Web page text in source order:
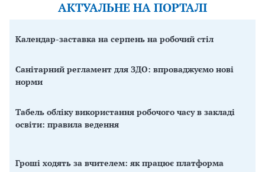
АКТУАЛЬНЕ НА ПОРТАЛІ
Календар-заставка на серпень на робочий стіл
Санітарний регламент для ЗДО: впроваджуємо нові
норми
Табель обліку використання робочого часу в закладі
освіти: правила ведення
Гроші ходять за вчителем: як працює платформа